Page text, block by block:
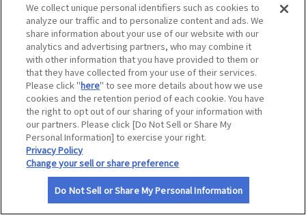
ＪＲ駅レンタカー 小樽営業所
レンタカー基本料金10％割引
ＪＲ駅レンタカー 帯広営業所
レンタカー基本料金10％割引
We collect unique personal identifiers such as cookies to
analyze our traffic and to personalize content and ads. We
share information about your use of our website with our
analytics and advertising partners, who may combine it
with other information that you have provided to them or
that they have collected from your use of their services.
Please click "here" to see more details about how we use
cookies and the retention period of each cookie. You have
the right to opt out of our sharing of your information with
our partners. Please click [Do Not Sell or Share My
Personal Information] to exercise your right.
Privacy Policy
Change your sell or share preference
Do Not Sell or Share My Personal Information